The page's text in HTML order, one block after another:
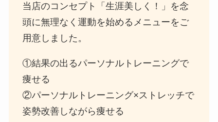
当店のコンセプト「生涯美しく！」を念
頭に無理なく運動を始めるメニューをご
用意しました。
①結果の出るパーソナルトレーニングで
痩せる
②パーソナルトレーニング×ストレッチで
姿勢改善しながら痩せる